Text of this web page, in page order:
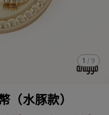
1 / 9
（水豚款）